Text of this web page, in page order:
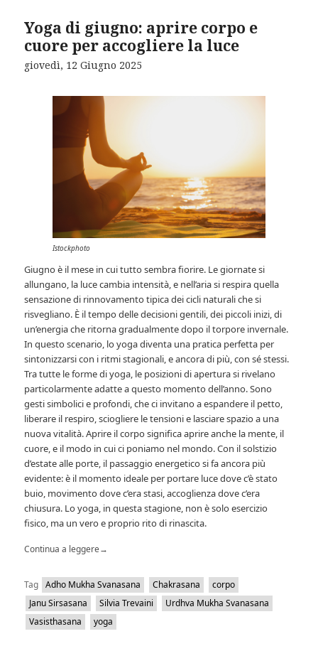
Yoga di giugno: aprire corpo e
cuore per accogliere la luce
giovedì, 12 Giugno 2025
Istockphoto
Giugno è il mese in cui tutto sembra fiorire. Le giornate si
allungano, la luce cambia intensità, e nell’aria si respira quella
sensazione di rinnovamento tipica dei cicli naturali che si
risvegliano. È il tempo delle decisioni gentili, dei piccoli inizi, di
un’energia che ritorna gradualmente dopo il torpore invernale.
In questo scenario, lo yoga diventa una pratica perfetta per
sintonizzarsi con i ritmi stagionali, e ancora di più, con sé stessi.
Tra tutte le forme di yoga, le posizioni di apertura si rivelano
particolarmente adatte a questo momento dell’anno. Sono
gesti simbolici e profondi, che ci invitano a espandere il petto,
liberare il respiro, sciogliere le tensioni e lasciare spazio a una
nuova vitalità. Aprire il corpo significa aprire anche la mente, il
cuore, e il modo in cui ci poniamo nel mondo. Con il solstizio
d’estate alle porte, il passaggio energetico si fa ancora più
evidente: è il momento ideale per portare luce dove c’è stato
buio, movimento dove c’era stasi, accoglienza dove c’era
chiusura. Lo yoga, in questa stagione, non è solo esercizio
fisico, ma un vero e proprio rito di rinascita.
Continua a leggere→
Tag Adho Mukha Svanasana Chakrasana
corpo
Janu Sirsasana
Silvia Trevaini
Urdhva Mukha Svanasana
Vasisthasana
yoga